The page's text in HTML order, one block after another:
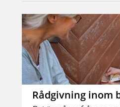
Rådgivning inom